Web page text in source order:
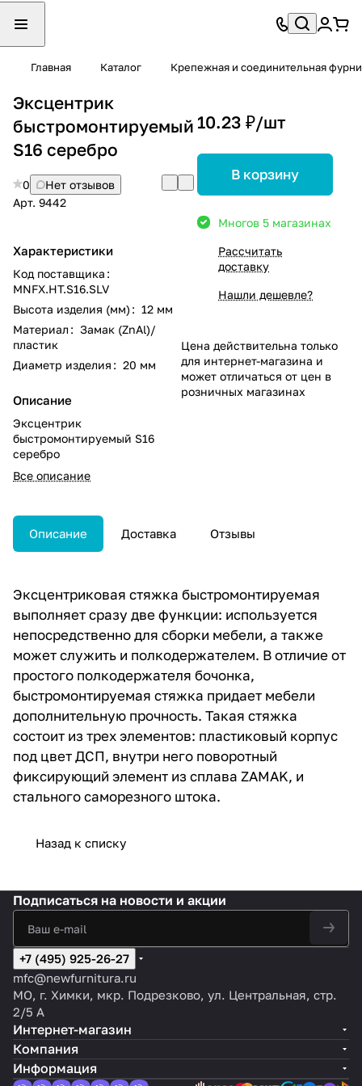
Главная Каталог Крепежная и соединительная
Эксцентрик
быстромонтируемый
S16 серебро
0
Нет отзывов
Арт. 9442
Характеристики
Код поставщика :
MNFX.HT.S16.SLV
Высота изделия (мм) : 12 мм
Материал : Замак (ZnAl)/
пластик
Диаметр изделия : 20 мм
Описание
Эксцентрик
быстромонтируемый S16
серебро
Все описание
10.23 ₽/шт
В корзину
Многов 5 магазинах
Рассчитать
доставку
Нашли дешевле?
Цена действительна только
для интернет-магазина и
может отличаться от цен в
розничных магазинах
Описание Доставка Отзывы
Эксцентриковая стяжка быстромонтируемая
выполняет сразу две функции: используется
непосредственно для сборки мебели, а также
может служить и полкодержателем. В отличие от
простого полкодержателя бочонка,
быстромонтируемая стяжка придает мебели
дополнительную прочность. Такая стяжка
состоит из трех элементов: пластиковый корпус
под цвет ДСП, внутри него поворотный
фиксирующий элемент из сплава ZAMAK, и
стального саморезного штока.
Назад к списку
Подписаться на новости и акции
+7 (495) 925-26-27
mfc@newfurnitura.ru
МО, г. Химки, мкр. Подрезково, ул. Центральная, стр.
2/5 А
Интернет-магазин
Компания
Информация